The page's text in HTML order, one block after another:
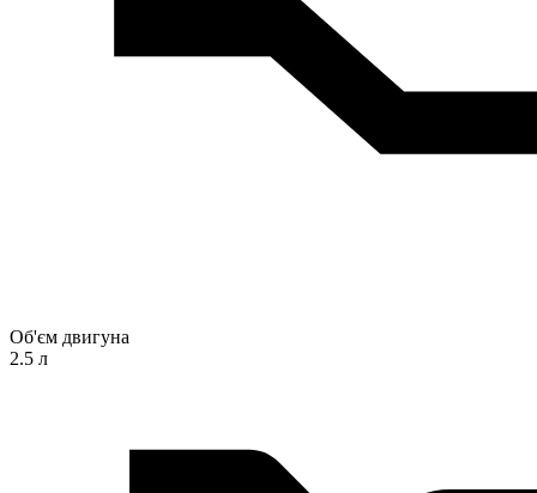
Об'єм двигуна
2.5 л